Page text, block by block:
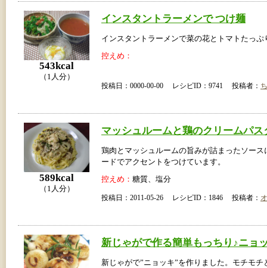
543kcal
（1人分）
インスタントラーメンで つけ麺
インスタントラーメンで菜の花とトマトたっぷ
控えめ：
投稿日：0000-00-00 レシピID：9741 投稿者：
589kcal
（1人分）
マッシュルームと鶏のクリームパス
鶏肉とマッシュルームの旨みが詰まったソース
ードでアクセントをつけています。
控えめ： 糖質、塩分
投稿日：2011-05-26 レシピID：1846 投稿者：
新じゃがで作る簡単もっちり♪ニョ
新じゃがで”ニョッキ”を作りました。モチモチ